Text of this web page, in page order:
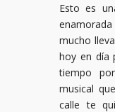
Esto es
enamorada
mucho
hoy en día
tiempo
musical
calle te